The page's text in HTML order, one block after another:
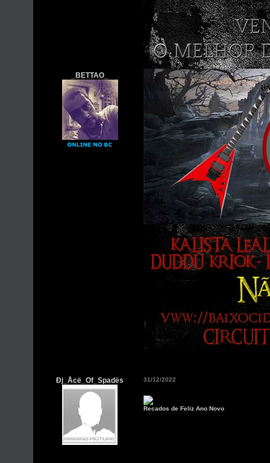
_BETTAO_
Ðj_Åcë_Of_Spadës 31/12/2022
Recados de Feliz Ano Novo